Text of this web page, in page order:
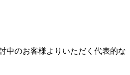
中のお客様よりいただく代表的な